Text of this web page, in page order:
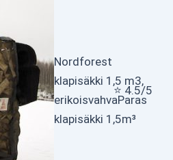
Nordforest
klapisäkki 1,5 m3,
erikoisvahvaParas
klapisäkki 1,5m³
⭐ 4.5/5